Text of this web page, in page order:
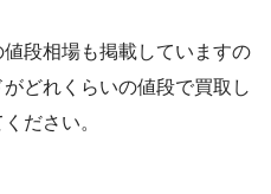
段相場も掲載していますの
どれくらいの値段で買取し
ださい。